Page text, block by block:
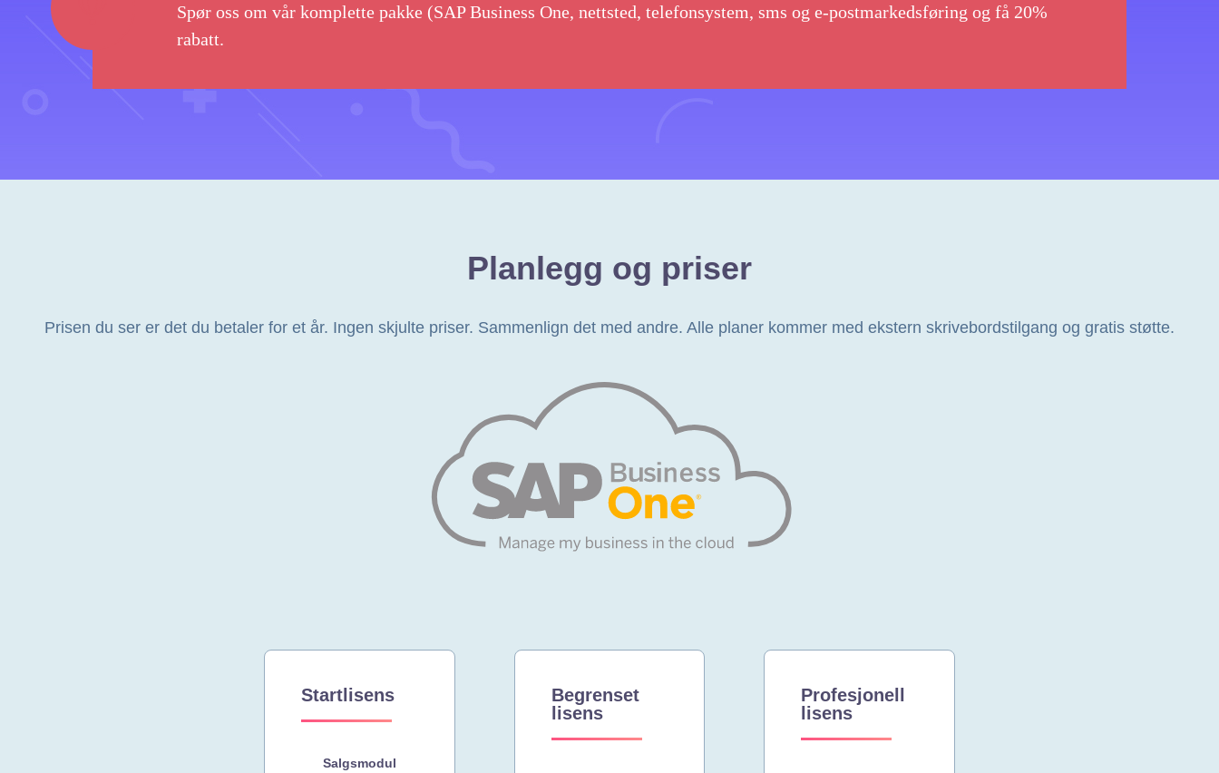
Spør oss om vår komplette pakke (SAP Business One, nettsted, telefonsystem, sms og e-postmarkedsføring og få 20%
rabatt.
Planlegg og priser
Prisen du ser er det du betaler for et år. Ingen skjulte priser. Sammenlign det med andre. Alle planer kommer med ekstern skrivebordstilgang og gratis støtte.
Startlisens
Salgsmodul
Begrenset
lisens
Profesjonell
lisens